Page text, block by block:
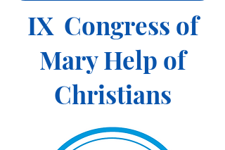
IX Congress of
Mary Help of
Christians